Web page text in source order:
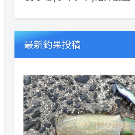
最新釣果投稿